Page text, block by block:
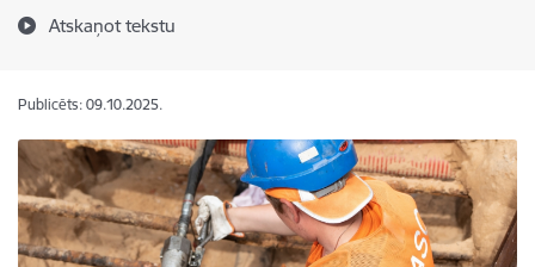
Atskaņot tekstu
Publicēts: 09.10.2025.